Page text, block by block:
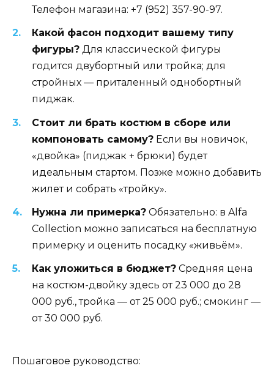
Телефон магазина: +7 (952) 357-90-97.
Какой фасон подходит вашему типу
фигуры? Для классической фигуры
годится двубортный или тройка; для
стройных — приталенный однобортный
пиджак.
Стоит ли брать костюм в сборе или
компоновать самому? Если вы новичок,
«двойка» (пиджак + брюки) будет
идеальным стартом. Позже можно добавить
жилет и собрать «тройку».
Нужна ли примерка? Обязательно: в Alfa
Collection можно записаться на бесплатную
примерку и оценить посадку «живьём».
Как уложиться в бюджет? Средняя цена
на костюм-двойку здесь от 23 000 до 28
000 руб., тройка — от 25 000 руб.; смокинг —
от 30 000 руб.
Пошаговое руководство: